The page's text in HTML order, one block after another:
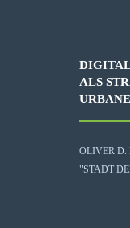
ALS
OLIVER D.
"STADT